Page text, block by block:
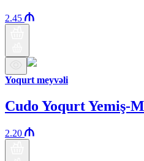
2.45
Yoqurt meyvəli
Cudo Yoqurt Yemiş-
2.20